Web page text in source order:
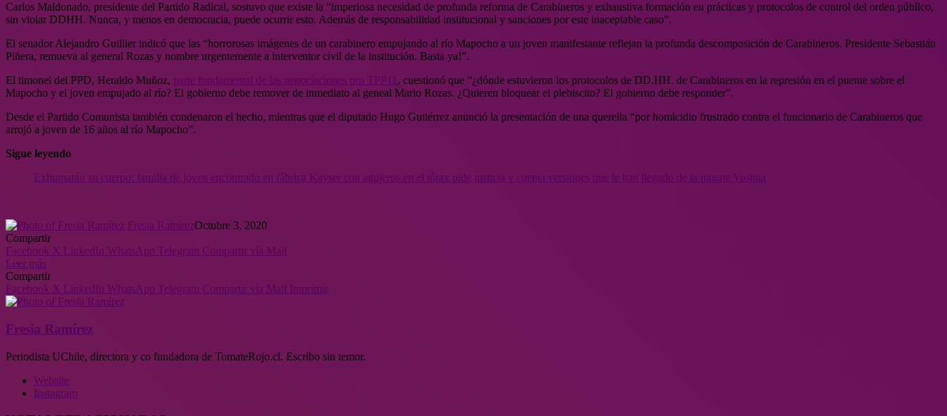
Carlos Maldonado, presidente del Partido Radical, sostuvo que existe la “imperiosa necesidad de profunda reforma de Carabineros y exhaustiva formación en prácticas y protocolos de control del orden público,
sin violar DDHH. Nunca, y menos en democracia, puede ocurrir esto. Además de responsabilidad institucional y sanciones por este inaceptable caso”.
El senador Alejandro Guillier indicó que las “horrorosas imágenes de un carabinero empujando al río Mapocho a un joven manifestante reflejan la profunda descomposición de Carabineros. Presidente Sebastián
Piñera, remueva al general Rozas y nombre urgentemente a interventor civil de la institución. Basta ya!”.
El timonel del PPD, Heraldo Muñoz,
parte fundamental de las negociaciones pro TPP11 , cuestionó que “¿dónde estuvieron los protocolos de DD.HH. de Carabineros en la represión en el puente sobre el
Mapocho y el joven empujado al río? El gobierno debe remover de inmediato al geneal Mario Rozas. ¿Quieren bloquear el plebiscito? El gobierno debe responder”.
Desde el Partido Comunista también condenaron el hecho, mientras que el diputado Hugo Gutiérrez anunció la presentación de una querella “por homicidio frustrado contra el funcionario de Carabineros que
arrojó a joven de 16 años al río Mapocho”.
Sigue leyendo
Exhumarán su cuerpo: familia de joven encontrado en fábrica Kayser con agujeros en el tórax pide justicia y cuenta versiones que le han llegado de la muerte Yoshua
Fresia RamírezOctubre 3, 2020
Compartir
Facebook X LinkedIn WhatsApp Telegram Compartir vía Mail
Leer más
Compartir
Facebook X LinkedIn WhatsApp Telegram Compartir vía Mail Imprimir
Fresia Ramírez
Periodista UChile, directora y co fundadora de TomateRojo.cl. Escribo sin temor.
Website
Instagram